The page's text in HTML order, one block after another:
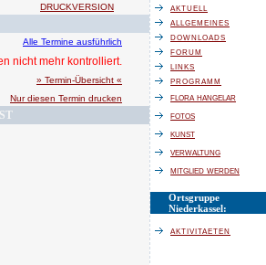
DRUCKVERSION
Alle Termine ausführlich
nicht mehr kontrolliert.
» Termin-Übersicht «
Nur diesen Termin drucken
aktuell
allgemeines
downloads
forum
links
programm
flora hangelar
fotos
kunst
verwaltung
mitglied werden
Ortsgruppe
Niederkassel:
aktivitaeten